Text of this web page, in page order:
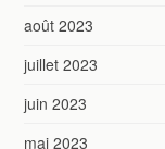
août 2023
juillet 2023
juin 2023
mai 2023